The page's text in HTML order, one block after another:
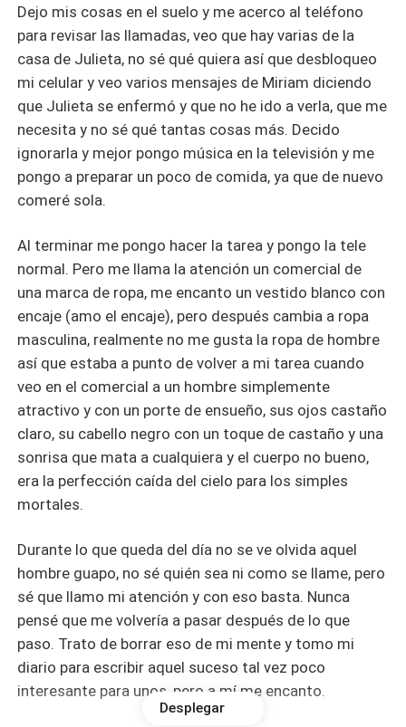
conocerá el amor y la pasión al mismo tiempo, lo que
hará de su música la mejor. No todo esta escrito aun, el
pasado de Victoria sigue presente y un viejo amor
volverá para Victoria. Ellos no se imaginan que un solo
mensaje les cambiara la vida para siempre, aunque no
sabemos si es para bien o para mal...
Dejo mis cosas en el suelo y me acerco al teléfono
para revisar las llamadas, veo que hay varias de la
casa de Julieta, no sé qué quiera así que desbloqueo
mi celular y veo varios mensajes de Miriam diciendo
que Julieta se enfermó y que no he ido a verla, que me
necesita y no sé qué tantas cosas más. Decido
ignorarla y mejor pongo música en la televisión y me
pongo a preparar un poco de comida, ya que de nuevo
comeré sola.
Al terminar me pongo hacer la tarea y pongo la tele
normal. Pero me llama la atención un comercial de
una marca de ropa, me encanto un vestido blanco con
encaje (amo el encaje), pero después cambia a ropa
masculina, realmente no me gusta la ropa de hombre
así que estaba a punto de volver a mi tarea cuando
veo en el comercial a un hombre simplemente
atractivo y con un porte de ensueño, sus ojos castaño
claro, su cabello negro con un toque de castaño y una
sonrisa que mata a cualquiera y el cuerpo no bueno,
era la perfección caída del cielo para los simples
mortales.
Durante lo que queda del día no se ve olvida aquel
hombre guapo, no sé quién sea ni como se llame, pero
sé que llamo mi atención y con eso basta. Nunca
pensé que me volvería a pasar después de lo que
paso. Trato de borrar eso de mi mente y tomo mi
diario para escribir aquel suceso tal vez poco
interesante para unos, pero a mí me encanto.
Desplegar